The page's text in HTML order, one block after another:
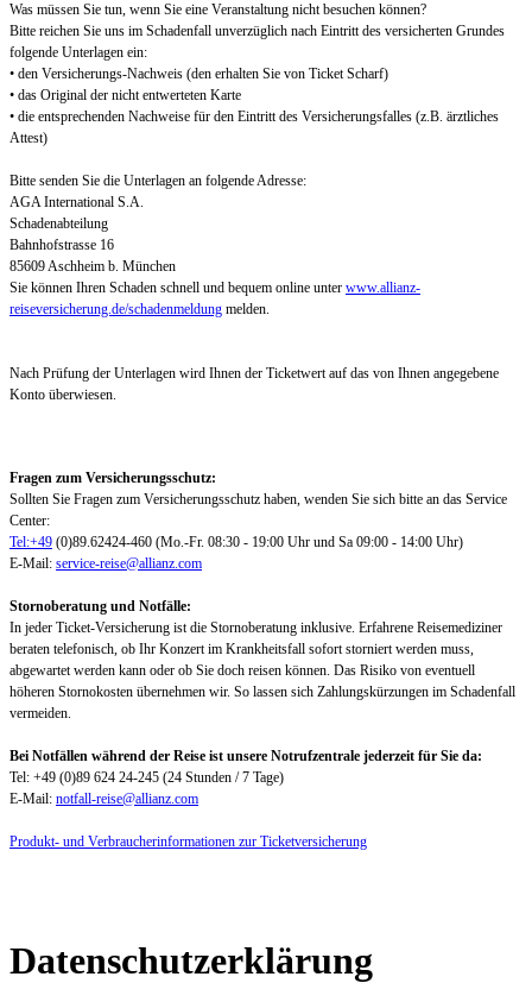
Was müssen Sie tun, wenn Sie eine Veranstaltung nicht besuchen können?
Bitte reichen Sie uns im Schadenfall unverzüglich nach Eintritt des versicherten Grundes
folgende Unterlagen ein:
• den Versicherungs-Nachweis (den erhalten Sie von Ticket Scharf)
• das Original der nicht entwerteten Karte
• die entsprechenden Nachweise für den Eintritt des Versicherungsfalles (z.B. ärztliches
Attest)
Bitte senden Sie die Unterlagen an folgende Adresse:
AGA International S.A.
Schadenabteilung
Bahnhofstrasse 16
85609 Aschheim b. München
Sie können Ihren Schaden schnell und bequem online unter www.allianz-
reiseversicherung.de/schadenmeldung melden.
Nach Prüfung der Unterlagen wird Ihnen der Ticketwert auf das von Ihnen angegebene
Konto überwiesen.
Fragen zum Versicherungsschutz:
Sollten Sie Fragen zum Versicherungsschutz haben, wenden Sie sich bitte an das Service
Center:
Tel:+49 (0)89.62424-460 (Mo.-Fr. 08:30 - 19:00 Uhr und Sa 09:00 - 14:00 Uhr)
E-Mail: service-reise@allianz.com
Stornoberatung und Notfälle:
In jeder Ticket-Versicherung ist die Stornoberatung inklusive. Erfahrene Reisemediziner
beraten telefonisch, ob Ihr Konzert im Krankheitsfall sofort storniert werden muss,
abgewartet werden kann oder ob Sie doch reisen können. Das Risiko von eventuell
höheren Stornokosten übernehmen wir. So lassen sich Zahlungskürzungen im Schadenfall
vermeiden.
Bei Notfällen während der Reise ist unsere Notrufzentrale jederzeit für Sie da:
Tel: +49 (0)89 624 24-245 (24 Stunden / 7 Tage)
E-Mail: notfall-reise@allianz.com
Produkt- und Verbraucherinformationen zur Ticketversicherung
Datenschutzerklärung